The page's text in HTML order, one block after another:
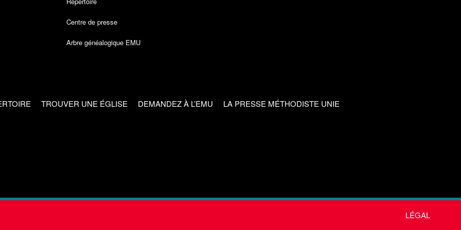
Centre de presse
Arbre généalogique EMU
TROUVER UNE ÉGLISE DEMANDEZ À L’EMU LA PRESSE MÉTHODISTE UNIE
LÉGAL